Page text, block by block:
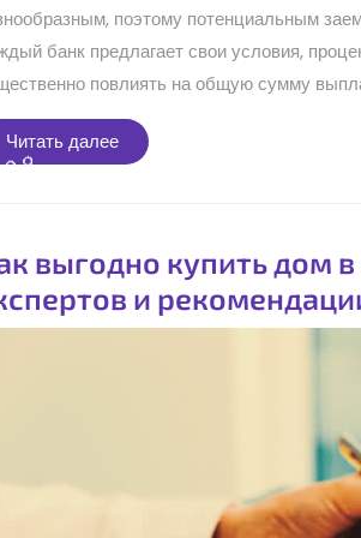
поэтому потенциальным
банк предлагает свои условия,
повлиять на общую сумму
Читать далееЧитать
далее
выгодно купить дом
и